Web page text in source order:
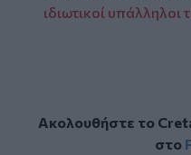
ιδιωτικοί υπάλληλοι
Ακολουθήστε το
στο